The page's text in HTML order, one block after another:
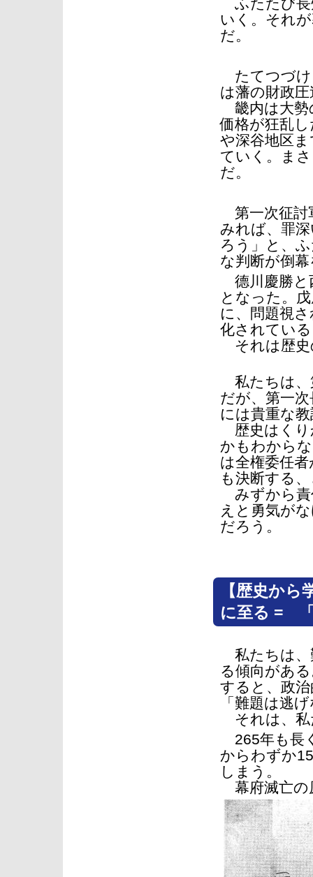
ふたたび長
いく。それ
だ。
たてつづけ
は藩の財政
畿内は大勢
価格が狂乱
や深谷地区
ていく。ま
だ。
第一次征討
みれば、罪
ろう」と、
な判断が倒
德川慶勝と
となった。
に、問題視
化されてい
それは歴史
私たちは、
だが、第一
には貴重な
歴史はくり
かもわから
は全権委任
も決断する
みずから責
えと勇気が
だろう。
【歴史か
に至る =
私たちは、
る傾向があ
すると、政
「難題は逃
それは、私
265年も長
からわずか
しまう。
幕府滅亡の